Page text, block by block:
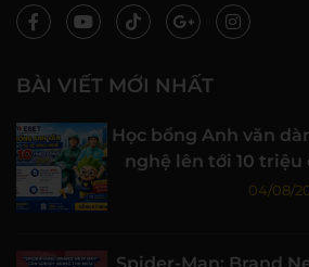
BÀI VIẾT MỚI NHẤT
Học bổng Anh văn
nghệ lên tới 10 triệu
04/08/